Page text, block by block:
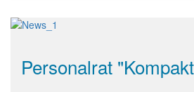
Personalrat